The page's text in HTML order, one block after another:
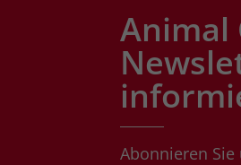
Animal
Abonnieren